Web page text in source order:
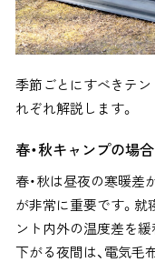
季節ごとにすべきテ
れぞれ解説します。
春・秋キャンプの場合
春・秋は昼夜の寒暖差
が非常に重要です。就
ント内外の温度差を
下がる夜間は、電気毛